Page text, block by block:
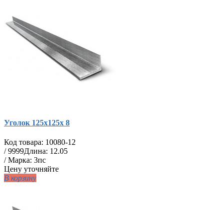
Уголок 125х125х 8
Код товара: 10080-12
/9999Длина: 12.05
/ Марка: 3пс
Цену уточняйте
В корзину